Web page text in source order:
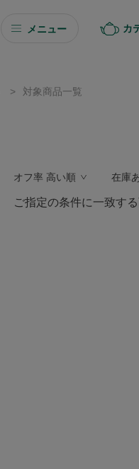
メニュー カ
> 対象商品一覧
オフ率 高い順 在庫
ご指定の条件に一致す